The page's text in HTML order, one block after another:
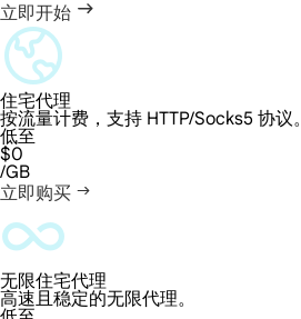
立即开始
住宅代理
按流量计费，支持 HTTP/Socks5 协议。
低至
$0
/GB
立即购买
无限住宅代理
高速且稳定的无限代理。